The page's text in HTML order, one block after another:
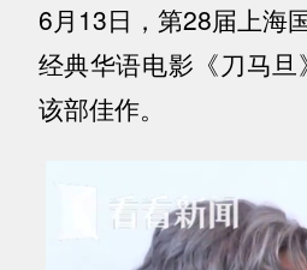
6月13日，第28届上海
经典华语电影《刀马
该部佳作。